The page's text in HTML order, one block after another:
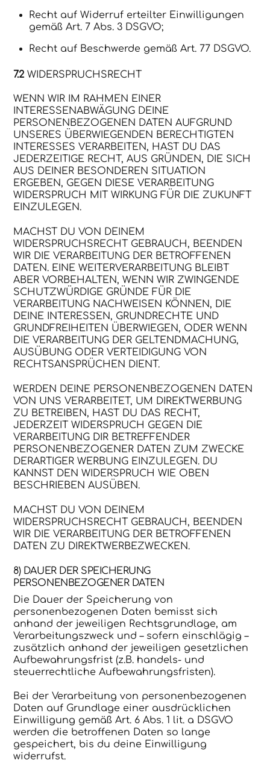
Recht auf Widerruf erteilter Einwilligungen
gemäß Art. 7 Abs. 3 DSGVO;
Recht auf Beschwerde gemäß Art. 77 DSGVO.
7.2 WIDERSPRUCHSRECHT
WENN WIR IM RAHMEN EINER
INTERESSENABWÄGUNG DEINE
PERSONENBEZOGENEN DATEN AUFGRUND
UNSERES ÜBERWIEGENDEN BERECHTIGTEN
INTERESSES VERARBEITEN, HAST DU DAS
JEDERZEITIGE RECHT, AUS GRÜNDEN, DIE SICH
AUS DEINER BESONDEREN SITUATION
ERGEBEN, GEGEN DIESE VERARBEITUNG
WIDERSPRUCH MIT WIRKUNG FÜR DIE ZUKUNFT
EINZULEGEN.
MACHST DU VON DEINEM
WIDERSPRUCHSRECHT GEBRAUCH, BEENDEN
WIR DIE VERARBEITUNG DER BETROFFENEN
DATEN. EINE WEITERVERARBEITUNG BLEIBT
ABER VORBEHALTEN, WENN WIR ZWINGENDE
SCHUTZWÜRDIGE GRÜNDE FÜR DIE
VERARBEITUNG NACHWEISEN KÖNNEN, DIE
DEINE INTERESSEN, GRUNDRECHTE UND
GRUNDFREIHEITEN ÜBERWIEGEN, ODER WENN
DIE VERARBEITUNG DER GELTENDMACHUNG,
AUSÜBUNG ODER VERTEIDIGUNG VON
RECHTSANSPRÜCHEN DIENT.
WERDEN DEINE PERSONENBEZOGENEN DATEN
VON UNS VERARBEITET, UM DIREKTWERBUNG
ZU BETREIBEN, HAST DU DAS RECHT,
JEDERZEIT WIDERSPRUCH GEGEN DIE
VERARBEITUNG DIR BETREFFENDER
PERSONENBEZOGENER DATEN ZUM ZWECKE
DERARTIGER WERBUNG EINZULEGEN. DU
KANNST DEN WIDERSPRUCH WIE OBEN
BESCHRIEBEN AUSÜBEN.
MACHST DU VON DEINEM
WIDERSPRUCHSRECHT GEBRAUCH, BEENDEN
WIR DIE VERARBEITUNG DER BETROFFENEN
DATEN ZU DIREKTWERBEZWECKEN.
8) DAUER DER SPEICHERUNG
PERSONENBEZOGENER DATEN
Die Dauer der Speicherung von
personenbezogenen Daten bemisst sich
anhand der jeweiligen Rechtsgrundlage, am
Verarbeitungszweck und – sofern einschlägig –
zusätzlich anhand der jeweiligen gesetzlichen
Aufbewahrungsfrist (z.B. handels- und
steuerrechtliche Aufbewahrungsfristen).
Bei der Verarbeitung von personenbezogenen
Daten auf Grundlage einer ausdrücklichen
Einwilligung gemäß Art. 6 Abs. 1 lit. a DSGVO
werden die betroffenen Daten so lange
gespeichert, bis du deine Einwilligung
widerrufst.